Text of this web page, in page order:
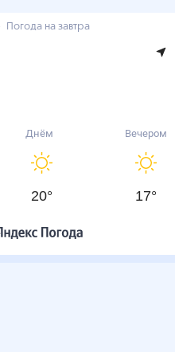
Погода на завтра
Днём
20°
Вечером
17°